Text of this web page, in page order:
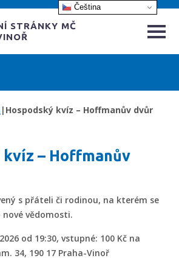
STRÁNKY MČ
| Hospodský kvíz – Hoffmanův dvůr
kvíz – Hoffmanův
s přáteli či rodinou, na kterém se
vědomosti.
od 19:30, vstupné: 100 Kč na
34, 190 17 Praha-Vinoř
Čeština‎